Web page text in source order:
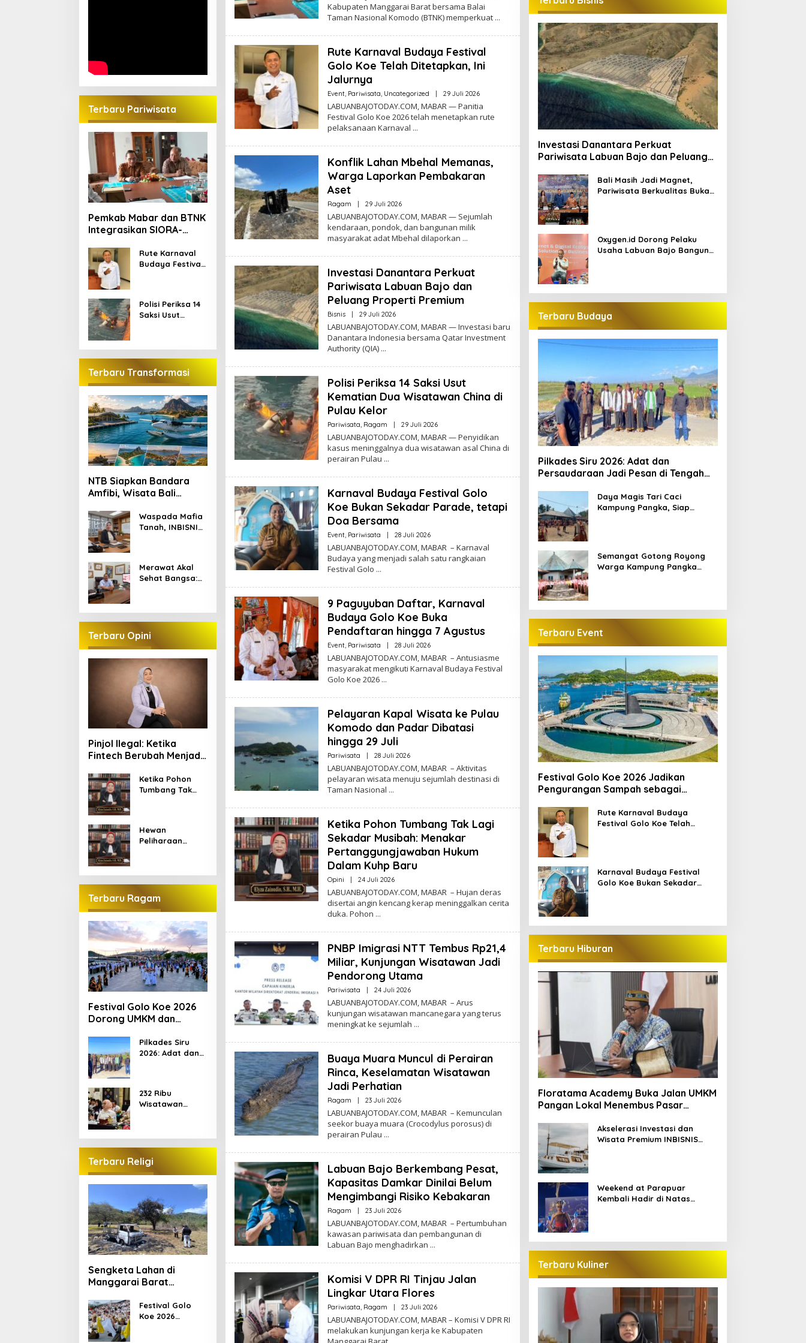
Terbaru Pariwisata
Pemkab Mabar dan BTNK
Integrasikan SIORA-
Rute Karnaval
Budaya Festival
Polisi Periksa 14
Saksi Usut
Kelor
Terbaru Transformasi
NTB Siapkan Bandara
Amfibi, Wisata Bali
Terhubung
Waspada Mafia
Tanah, INBISNIS
Hukum Gratis di
Manggarai
Merawat Akal
Sehat Bangsa:
untuk Kritik yang
Berkelas
Terbaru Opini
Pinjol Ilegal: Ketika
Fintech Berubah Menjadi
Ketika Pohon
Tumbang Tak
Pertanggungjaw
aban Hukum
Hewan
Peliharaan
Siapa yang
Bertanggung
Jawab?
Terbaru Ragam
Festival Golo Koe 2026
Dorong UMKM dan
Bajo, Prosesi Laut Jadi
Puncak Acara
Pilkades Siru
2026: Adat dan
Kontestasi
232 Ribu
Wisatawan
Laut di Labuan
Bajo, DPR Minta
Keselamatan
Jadi Prioritas
Terbaru Religi
Sengketa Lahan di
Manggarai Barat
Kendaraan dan Pondok
Dibakar
Festival Golo
Koe 2026
Kabupaten Manggarai Barat bersama Balai
Taman Nasional Komodo (BTNK) memperkuat
Rute Karnaval Budaya Festival
Golo Koe Telah Ditetapkan, Ini
Jalurnya
Event, Pariwisata, Uncategorized 29 Juli 2026Oleh
LABUANBAJOTODAY.COM, MABAR — Panitia
Festival Golo Koe 2026 telah menetapkan rute
pelaksanaan Karnaval
Konflik Lahan Mbehal Memanas,
Warga Laporkan Pembakaran
Aset
Ragam 29 Juli 2026Oleh
LABUANBAJOTODAY.COM, MABAR — Sejumlah
kendaraan, pondok, dan bangunan milik
masyarakat adat Mbehal dilaporkan
Investasi Danantara Perkuat
Pariwisata Labuan Bajo dan
Peluang Properti Premium
Bisnis 29 Juli 2026Oleh
LABUANBAJOTODAY.COM, MABAR — Investasi baru
Danantara Indonesia bersama Qatar Investment
Authority (QIA)
Polisi Periksa 14 Saksi Usut
Kematian Dua Wisatawan China di
Pulau Kelor
Pariwisata, Ragam 29 Juli 2026Oleh
LABUANBAJOTODAY.COM, MABAR — Penyidikan
kasus meninggalnya dua wisatawan asal China di
perairan Pulau
Karnaval Budaya Festival Golo
Koe Bukan Sekadar Parade, tetapi
Doa Bersama
Event, Pariwisata 28 Juli 2026Oleh
LABUANBAJOTODAY.COM, MABAR – Karnaval
Budaya yang menjadi salah satu rangkaian
Festival Golo
9 Paguyuban Daftar, Karnaval
Budaya Golo Koe Buka
Pendaftaran hingga 7 Agustus
Event, Pariwisata 28 Juli 2026Oleh
LABUANBAJOTODAY.COM, MABAR – Antusiasme
masyarakat mengikuti Karnaval Budaya Festival
Golo Koe 2026
Pelayaran Kapal Wisata ke Pulau
Komodo dan Padar Dibatasi
hingga 29 Juli
Pariwisata 28 Juli 2026Oleh
LABUANBAJOTODAY.COM, MABAR – Aktivitas
pelayaran wisata menuju sejumlah destinasi di
Taman Nasional
Ketika Pohon Tumbang Tak Lagi
Sekadar Musibah: Menakar
Pertanggungjawaban Hukum
Dalam Kuhp Baru
Opini 24 Juli 2026Oleh
LABUANBAJOTODAY.COM, MABAR – Hujan deras
disertai angin kencang kerap meninggalkan cerita
duka. Pohon
PNBP Imigrasi NTT Tembus Rp21,4
Miliar, Kunjungan Wisatawan Jadi
Pendorong Utama
Pariwisata 24 Juli 2026Oleh
LABUANBAJOTODAY.COM, MABAR – Arus
kunjungan wisatawan mancanegara yang terus
meningkat ke sejumlah
Buaya Muara Muncul di Perairan
Rinca, Keselamatan Wisatawan
Jadi Perhatian
Ragam 23 Juli 2026Oleh
LABUANBAJOTODAY.COM, MABAR – Kemunculan
seekor buaya muara (Crocodylus porosus) di
perairan Pulau
Labuan Bajo Berkembang Pesat,
Kapasitas Damkar Dinilai Belum
Mengimbangi Risiko Kebakaran
Ragam 23 Juli 2026Oleh
LABUANBAJOTODAY.COM, MABAR – Pertumbuhan
kawasan pariwisata dan pembangunan di
Labuan Bajo menghadirkan
Komisi V DPR RI Tinjau Jalan
Lingkar Utara Flores
Pariwisata, Ragam 23 Juli 2026Oleh
LABUANBAJOTODAY.COM, MABAR – Komisi V DPR RI
melakukan kunjungan kerja ke Kabupaten
Investasi Danantara Perkuat
Pariwisata Labuan Bajo dan Peluang
Bali Masih Jadi Magnet,
Pariwisata Berkualitas Buka
Oxygen.id Dorong Pelaku
Usaha Labuan Bajo Bangun
Terbaru Budaya
Pilkades Siru 2026: Adat dan
Persaudaraan Jadi Pesan di Tengah
Daya Magis Tari Caci
Kampung Pangka, Siap
Semangat Gotong Royong
Warga Kampung Pangka
Terbaru Event
Festival Golo Koe 2026 Jadikan
Pengurangan Sampah sebagai
Bajo
Rute Karnaval Budaya
Festival Golo Koe Telah
Karnaval Budaya Festival
Golo Koe Bukan Sekadar
Terbaru Hiburan
Floratama Academy Buka Jalan UMKM
Pangan Lokal Menembus Pasar
Akselerasi Investasi dan
Wisata Premium INBISNIS
Weekend at Parapuar
Kembali Hadir di Natas
Terbaru Kuliner